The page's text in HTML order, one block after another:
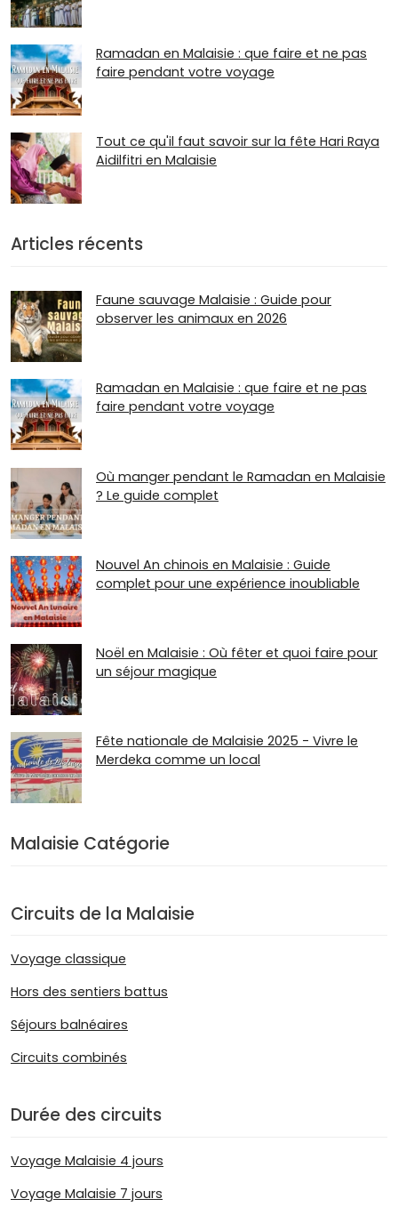
Ramadan en Malaisie : que faire et ne pas
faire pendant votre voyage
Tout ce qu'il faut savoir sur la fête Hari Raya
Aidilfitri en Malaisie
Articles récents
Faune sauvage Malaisie : Guide pour
observer les animaux en 2026
Ramadan en Malaisie : que faire et ne pas
faire pendant votre voyage
Où manger pendant le Ramadan en Malaisie
? Le guide complet
Nouvel An chinois en Malaisie : Guide
complet pour une expérience inoubliable
Noël en Malaisie : Où fêter et quoi faire pour
un séjour magique
Fête nationale de Malaisie 2025 - Vivre le
Merdeka comme un local
Malaisie Catégorie
Circuits de la Malaisie
Voyage classique
Hors des sentiers battus
Séjours balnéaires
Circuits combinés
Durée des circuits
Voyage Malaisie 4 jours
Voyage Malaisie 7 jours